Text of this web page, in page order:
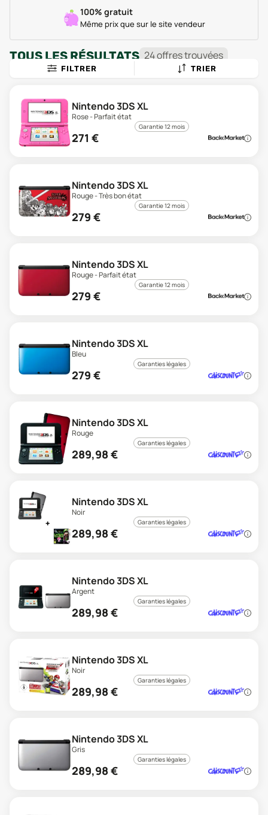
100% gratuit
Même prix que sur le site vendeur
TOUS LES RÉSULTATS 24offrestrouvées
FILTRER TRIER
Nintendo 3DS XL
Rose - Parfait état
Garantie 12 mois
271 €
Nintendo 3DS XL
Rouge - Très bon état
Garantie 12 mois
279 €
Nintendo 3DS XL
Rouge - Parfait état
Garantie 12 mois
279 €
Nintendo 3DS XL
Bleu
Garanties légales
279 €
Nintendo 3DS XL
Rouge
Garanties légales
289,98 €
Nintendo 3DS XL
Noir
Garanties légales
289,98 €
Nintendo 3DS XL
Argent
Garanties légales
289,98 €
Nintendo 3DS XL
Noir
Garanties légales
289,98 €
Nintendo 3DS XL
Gris
Garanties légales
289,98 €